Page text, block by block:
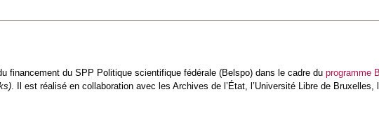
financement du SPP Politique scientifique fédérale (Belspo) dans le cadre du programme
. Il est réalisé en collaboration avec les Archives de l’État, l’Université Libre de